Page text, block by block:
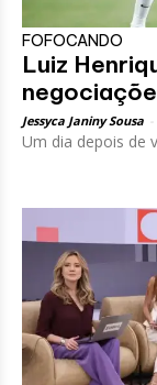
FOFOCANDO
Luiz
Jessyca Janiny Sousa
Um dia depois de